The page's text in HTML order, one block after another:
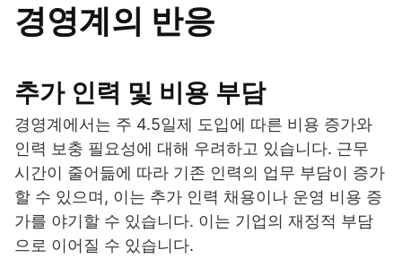
경영계의 반응
추가 인력 및 비용 부담
경영계에서는 주 4.5일제 도입에 따른 비용 증가와
인력 보충 필요성에 대해 우려하고 있습니다. 근무
시간이 줄어듦에 따라 기존 인력의 업무 부담이 증가
할 수 있으며, 이는 추가 인력 채용이나 운영 비용 증
가를 야기할 수 있습니다. 이는 기업의 재정적 부담
으로 이어질 수 있습니다.